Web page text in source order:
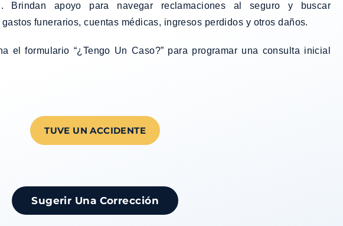
Brindan apoyo para navegar reclamaciones al seguro y buscar
funerarios, cuentas médicas, ingresos perdidos y otros daños.
el formulario “¿Tengo Un Caso?” para programar una consulta inicial
TUVE UN ACCIDENTE
Sugerir Una Corrección